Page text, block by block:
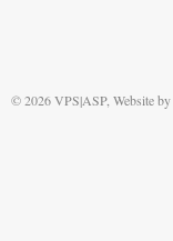
© 2026 VPS|ASP, Website by